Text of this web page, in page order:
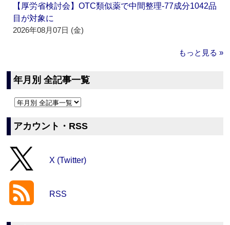
【厚労省検討会】OTC類似薬で中間整理‐77成分1042品
目が対象に
2026年08月07日 (金)
もっと見る »
年月別 全記事一覧
アカウント・RSS
X (Twitter)
RSS